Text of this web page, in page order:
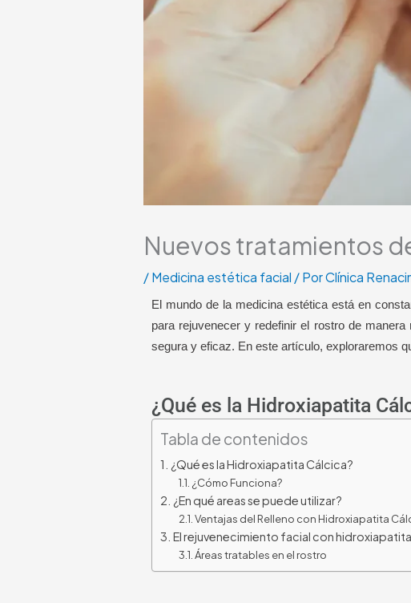
Nuevos tratamientos
/Medicina estética facial / PorClínica
El mundo de la medicina estética está en
para rejuvenecer y redefinir el rostro de
segura y eficaz. En este artículo, exploraremos
¿Qué es la Hidroxiapatita
Tabla de contenidos
¿Qué es la Hidroxiapatita Cálcica?
¿Cómo Funciona?
¿En qué areas se puede utilizar?
Ventajas del Relleno con Hidroxiapatita
El rejuvenecimiento facial con
Áreas tratables en el rostro